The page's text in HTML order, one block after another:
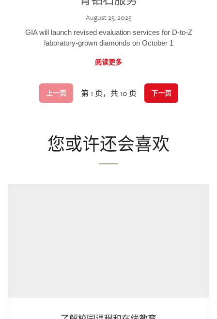
August 25, 2025
GIA will launch revised evaluation services for D-to-Z
laboratory-grown diamonds on October 1
阅读更多
上一页 第 1 页，共 10 页 下一页
您或许还会喜欢